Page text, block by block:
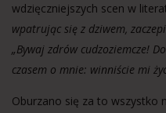
wdzięczniejszych scen w
wpatrując się z dziwem,
„Bywaj zdrów cudzoziemcze!
czasem o mnie: winniście mi
Oburzano się za to wszystko